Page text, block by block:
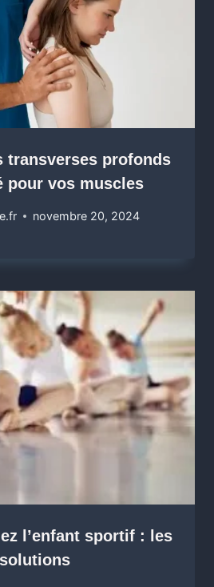
transverses profonds
pour vos muscles
novembre 20, 2024
l’enfant sportif : les